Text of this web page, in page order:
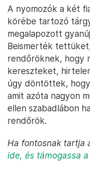
A nyomozók a két
körébe tartozó
megalapozott
Beismerték
rendőröknek, hogy
kereszteket,
úgy döntöttek,
amit azóta nagyon
ellen szabadlábon
rendőrök.
Ha fontosnak tartja
ide, és támogassa